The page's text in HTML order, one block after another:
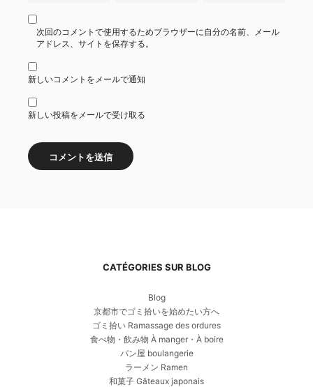
次回のコメントで使用するためブラウザーに自分の名前、メール
アドレス、サイトを保存する。
新しいコメントをメールで通知
新しい投稿をメールで受け取る
CATÉGORIES SUR BLOG
Blog
京都市でゴミ拾いを始めたい方へ
ゴミ拾い Ramassage des ordures
食べ物・飲み物 À manger・À boire
パン屋 boulangerie
ラーメン Ramen
和菓子 Gâteaux japonais